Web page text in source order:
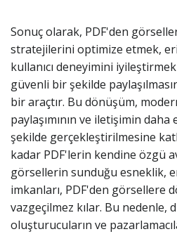
Sonuç olarak, PDF'den
stratejilerini optimize etmek,
kullanıcı deneyimini
güvenli bir şekilde
bir araçtır. Bu dönüşüm,
paylaşımının ve iletişimin
şekilde gerçekleştirilmesine
kadar PDF'lerin kendine özgü
görsellerin sunduğu esneklik,
imkanları, PDF'den görsellere
vazgeçilmez kılar. Bu nedenle,
oluşturucuların ve